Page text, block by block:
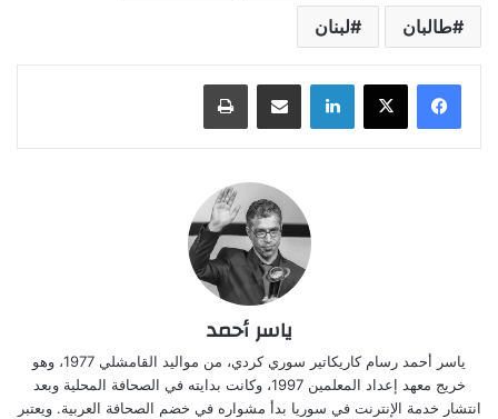
طالبان لبنان
لينكدإن مشاركة عبر البريد طباعة
ياسر أحمد
ياسر أحمد رسام كاريكاتير سوري كردي، من مواليد القامشلي 1977، وهو
خريج معهد إعداد المعلمين 1997، وكانت بدايته في الصحافة المحلية وبعد
انتشار خدمة الإنترنت في سوريا بدأ مشواره في خضم الصحافة العربية. ويعتبر